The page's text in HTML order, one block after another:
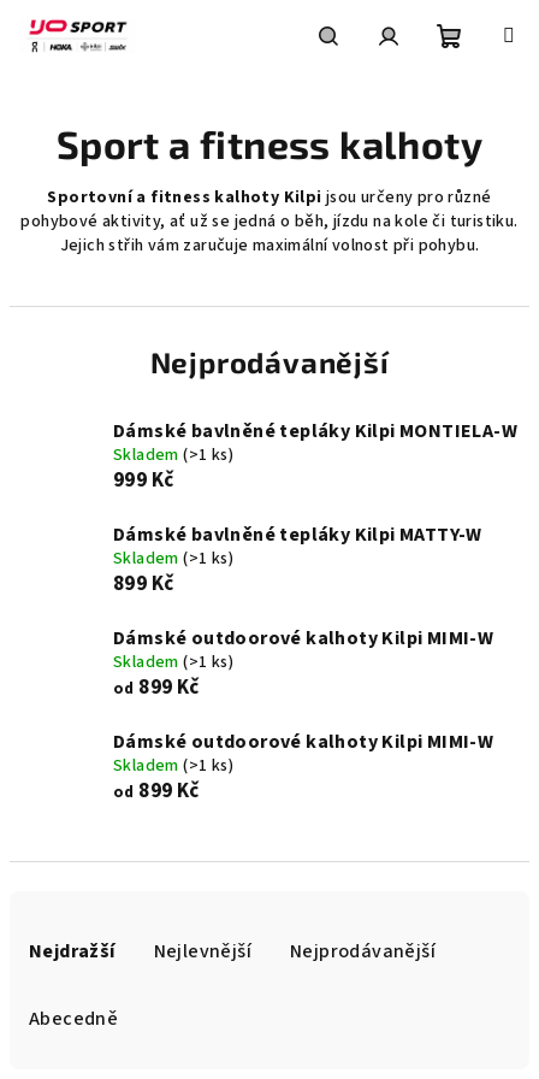
obsah
košík
Sport a fitness kalhoty
Sportovní a fitness kalhoty Kilpi jsou určeny pro různé
pohybové aktivity, ať už se jedná o běh, jízdu na kole či turistiku.
Jejich střih vám zaručuje maximální volnost při pohybu.
Nejprodávanější
Dámské bavlněné tepláky Kilpi MONTIELA-W
Skladem(>1 ks)
999 Kč
Dámské bavlněné tepláky Kilpi MATTY-W
Skladem(>1 ks)
899 Kč
Dámské outdoorové kalhoty Kilpi MIMI-W
Skladem(>1 ks)
od 899 Kč
Dámské outdoorové kalhoty Kilpi MIMI-W
Skladem(>1 ks)
od 899 Kč
Nejdražší Nejlevnější Nejprodávanější
Abecedně